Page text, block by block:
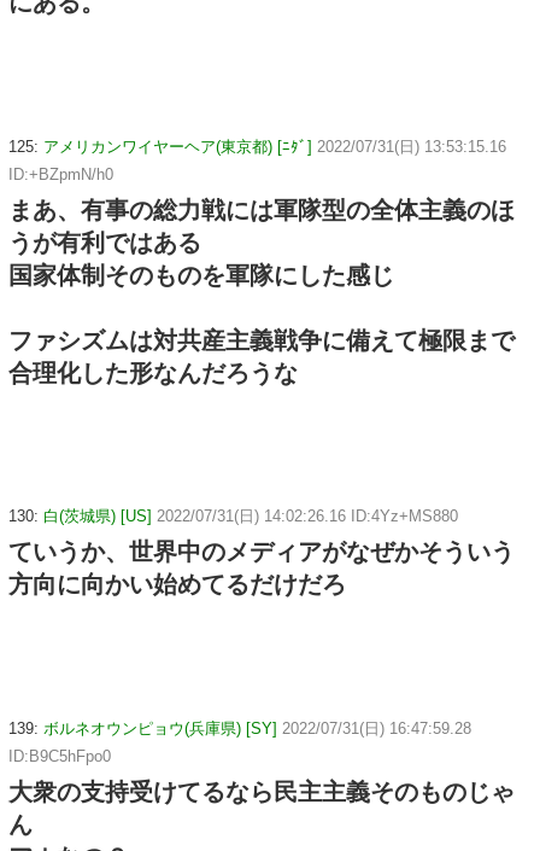
125: アメリカンワイヤーヘア(東京都) [ﾆﾀﾞ] 2022/07/31(日) 13:53:15.16
ID:+BZpmN/h0
まあ、有事の総力戦には軍隊型の全体主義のほ
うが有利ではある
国家体制そのものを軍隊にした感じ
ファシズムは対共産主義戦争に備えて極限まで
合理化した形なんだろうな
130: 白(茨城県) [US] 2022/07/31(日) 14:02:26.16 ID:4Yz+MS880
ていうか、世界中のメディアがなぜかそういう
方向に向かい始めてるだけだろ
139: ボルネオウンピョウ(兵庫県) [SY] 2022/07/31(日) 16:47:59.28
ID:B9C5hFpo0
大衆の支持受けてるなら民主主義そのものじゃ
ん